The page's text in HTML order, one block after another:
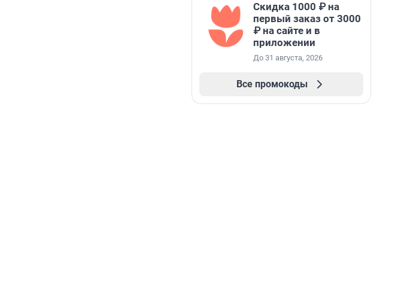
Скидка 1000 ₽ на
первый заказ от 3000
₽ на сайте и в
приложении
До 31 августа, 2026
Все промокоды